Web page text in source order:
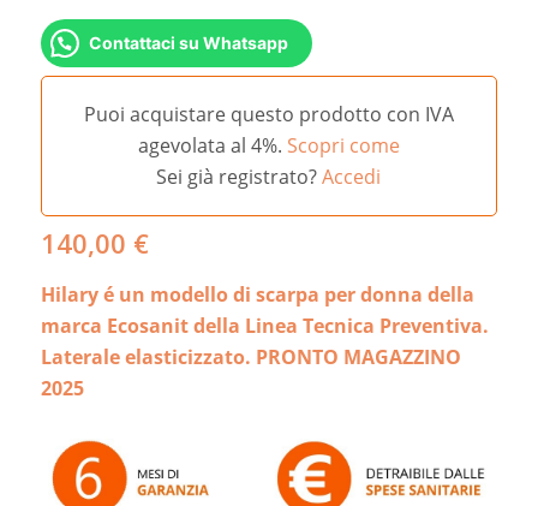
Contattaci su Whatsapp
Puoi acquistare questo prodotto con IVA
agevolata al 4%. Scopri come
Sei già registrato?Accedi
140,00 €
Hilary é un modello di scarpa per donna della
marca Ecosanit della Linea Tecnica Preventiva.
Laterale elasticizzato. PRONTO MAGAZZINO
2025